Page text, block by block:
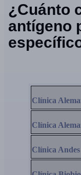
¿Cuánto
antígeno
Clínica
Clínica
Clínica